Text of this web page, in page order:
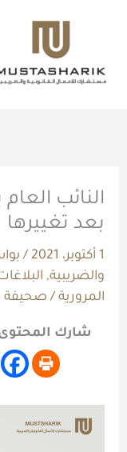
النائب
بعد تغييرها
1 أكتوبر، 2021 /
والضريبية,
المرورية/ صحيفة
شارك